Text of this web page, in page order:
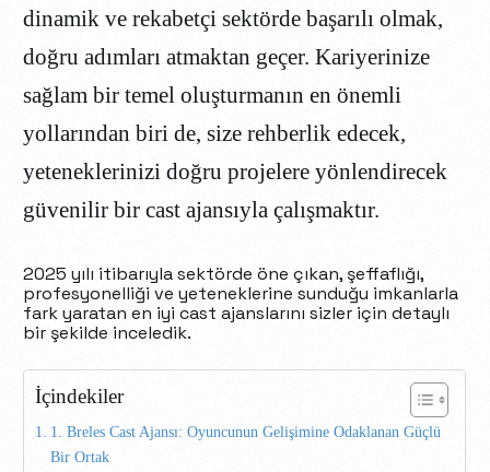
dinamik ve rekabetçi sektörde başarılı olmak,
doğru adımları atmaktan geçer. Kariyerinize
sağlam bir temel oluşturmanın en önemli
yollarından biri de, size rehberlik edecek,
yeteneklerinizi doğru projelere yönlendirecek
güvenilir bir cast ajansıyla çalışmaktır.
2025 yılı itibarıyla sektörde öne çıkan, şeffaflığı,
profesyonelliği ve yeteneklerine sunduğu imkanlarla
fark yaratan en iyi cast ajanslarını sizler için detaylı
bir şekilde inceledik.
İçindekiler
1. Breles Cast Ajansı: Oyuncunun Gelişimine Odaklanan Güçlü
Bir Ortak